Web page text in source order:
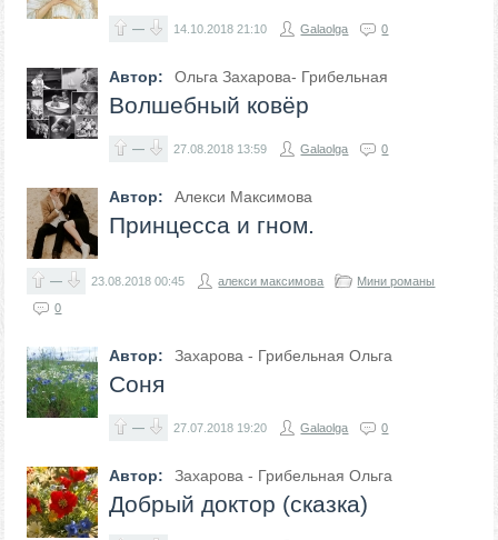
— 14.10.201821:10 Galaolga 0
Автор: Ольга Захарова- Грибельная
Волшебный ковёр
— 27.08.2018 13:59 Galaolga 0
Автор: Алекси Максимова
Принцесса и гном.
— 23.08.201800:45 алекси максимова
Мини романы
0
Автор: Захарова - Грибельная Ольга
Соня
— 27.07.2018 19:20 Galaolga 0
Автор: Захарова - Грибельная Ольга
Добрый доктор (сказка)